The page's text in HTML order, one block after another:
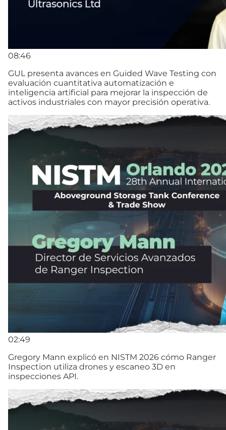
08:46
GUL presenta avances en Guided Wave Testing con
evaluación cuantitativa automatización e
inteligencia artificial para mejorar la inspección de
activos industriales con mayor precisión operativa.
02:49
Gregory Mann explicó en NISTM 2026 cómo Ranger
Inspection utiliza drones y escaneo 3D en
inspecciones API.